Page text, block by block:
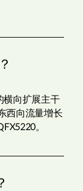
横向扩展主干
西向流量增长
。